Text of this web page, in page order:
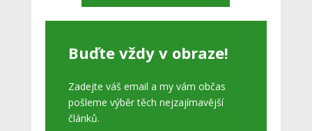
Buďte vždy v obraze!
Zadejte váš email a my vám občas
pošleme výběr těch nejzajímavější
článků.